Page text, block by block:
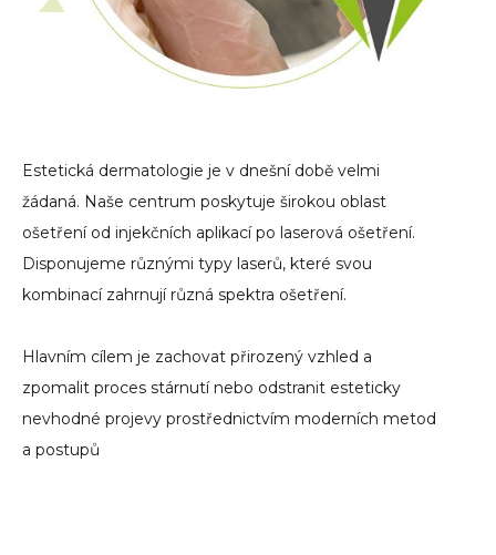
Estetická dermatologie je v dnešní době velmi
žádaná. Naše centrum poskytuje širokou oblast
ošetření od injekčních aplikací po laserová ošetření.
Disponujeme různými typy laserů, které svou
kombinací zahrnují různá spektra ošetření.
Hlavním cílem je zachovat přirozený vzhled a
zpomalit proces stárnutí nebo odstranit esteticky
nevhodné projevy prostřednictvím moderních metod
a postupů